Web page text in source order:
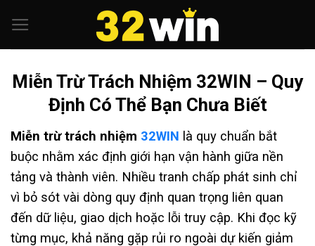
Miễn Trừ Trách Nhiệm 32WIN – Quy
Định Có Thể Bạn Chưa Biết
Miễn trừ trách nhiệm 32WIN là quy chuẩn bắt
buộc nhằm xác định giới hạn vận hành giữa nền
tảng và thành viên. Nhiều tranh chấp phát sinh chỉ
vì bỏ sót vài dòng quy định quan trọng liên quan
đến dữ liệu, giao dịch hoặc lỗi truy cập. Khi đọc kỹ
từng mục, khả năng gặp rủi ro ngoài dự kiến giảm